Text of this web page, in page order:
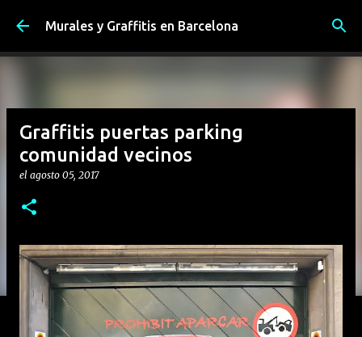
Ir al contenido principal
Murales y Graffitis en Barcelona
Graffitis puertas parking
comunidad vecinos
el agosto 05, 2017